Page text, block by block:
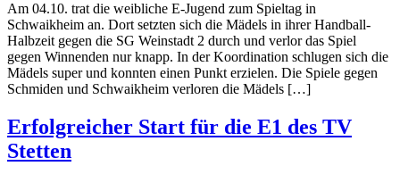
Am 04.10. trat die weibliche E-Jugend zum Spieltag in
Schwaikheim an. Dort setzten sich die Mädels in ihrer Handball-
Halbzeit gegen die SG Weinstadt 2 durch und verlor das Spiel
gegen Winnenden nur knapp. In der Koordination schlugen sich die
Mädels super und konnten einen Punkt erzielen. Die Spiele gegen
Schmiden und Schwaikheim verloren die Mädels […]
Erfolgreicher Start für die E1 des TV
Stetten